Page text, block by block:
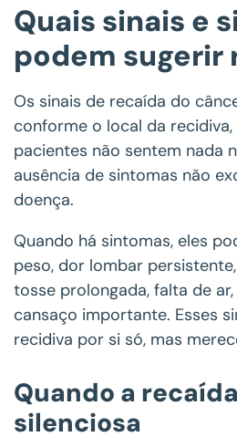
Quais sinais e
podem sugerir
Os sinais de recaída do
conforme o local da
pacientes não sentem nada
ausência de sintomas não
doença.
Quando há sintomas, eles
peso, dor lombar
tosse prolongada, falta de
cansaço importante. Esses
recidiva por si só, mas
Quando a
silenciosa